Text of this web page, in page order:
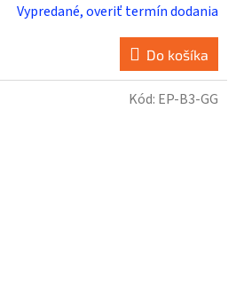
Vypredané, overiť termín dodania
Do košíka
Kód: EP-B3-GG